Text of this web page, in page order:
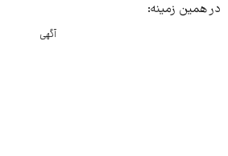
در همین زمینه:
آگهی